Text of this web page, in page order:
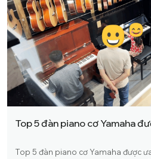
Top 5 đàn piano cơ Yamaha
Top 5 đàn piano cơ Yamaha được